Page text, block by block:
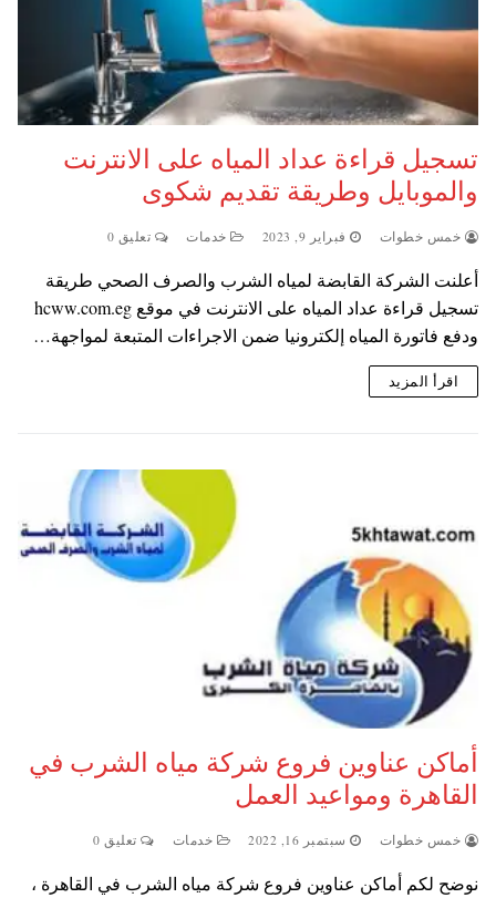
تسجيل قراءة عداد المياه على الانترنت
والموبايل وطريقة تقديم شكوى
خمس خطوات فبراير 9, 2023 خدمات تعليق 0
أعلنت الشركة القابضة لمياه الشرب والصرف الصحي طريقة
تسجيل قراءة عداد المياه على الانترنت في موقع hcww.com.eg
ودفع فاتورة المياه إلكترونيا ضمن الاجراءات المتبعة لمواجهة…
اقرأ المزيد
أماكن عناوين فروع شركة مياه الشرب في
القاهرة ومواعيد العمل
خمس خطوات سبتمبر 16, 2022 خدمات تعليق 0
نوضح لكم أماكن عناوين فروع شركة مياه الشرب في القاهرة ،